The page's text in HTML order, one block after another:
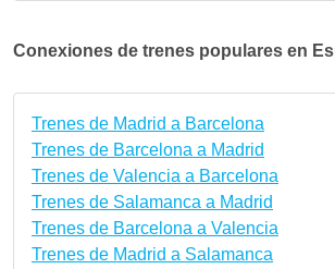
Conexiones de trenes populares en
Trenes de Madrid a Barcelona
Trenes de Barcelona a Madrid
Trenes de Valencia a Barcelona
Trenes de Salamanca a Madrid
Trenes de Barcelona a Valencia
Trenes de Madrid a Salamanca